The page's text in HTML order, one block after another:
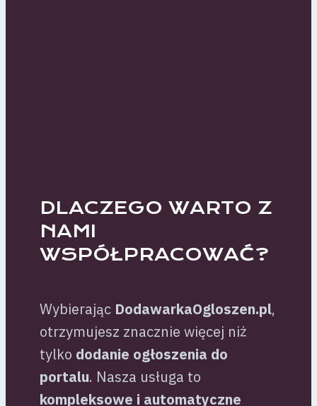
DLACZEGO WARTO Z
NAMI
WSPÓŁPRACOWAĆ?
Wybierając DodawarkaOgloszen.pl,
otrzymujesz znacznie więcej niż
tylko dodanie ogłoszenia do
portalu. Nasza usługa to
kompleksowe i automatyczne